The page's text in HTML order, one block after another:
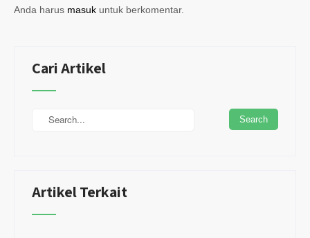
Anda harus masuk untuk berkomentar.
Cari Artikel
Artikel Terkait